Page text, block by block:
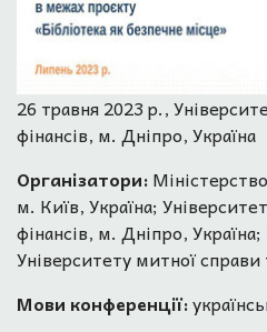
26 травня 2023 р.,
фінансів, м. Дніпро, Україна
Організатори:
м. Київ, Україна;
фінансів, м. Дніпро,
Університету митної
Мови конференції: